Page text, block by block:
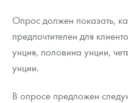
Опрос должен показать,
предпочтителен для
унция, половина унции,
унции.
В опросе предложен